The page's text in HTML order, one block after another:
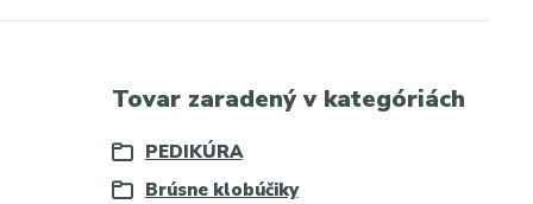
Tovar zaradený v kategóriách
PEDIKÚRA
Brúsne klobúčiky